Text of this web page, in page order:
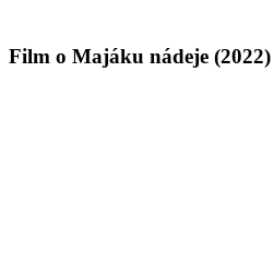
Film o Majáku nádeje (2022)